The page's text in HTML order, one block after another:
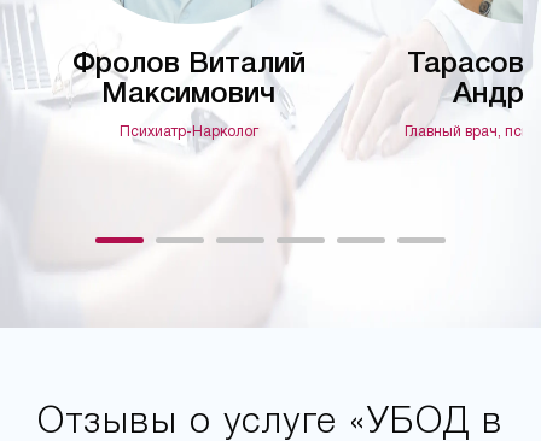
Фролов Виталий
Максимович
Психиатр-Нарколог
Тарасов
Главный врач,
Отзывы о услуге «УБОД в